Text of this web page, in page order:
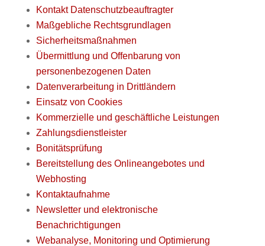
Kontakt Datenschutzbeauftragter
Maßgebliche Rechtsgrundlagen
Sicherheitsmaßnahmen
Übermittlung und Offenbarung von
personenbezogenen Daten
Datenverarbeitung in Drittländern
Einsatz von Cookies
Kommerzielle und geschäftliche Leistungen
Zahlungsdienstleister
Bonitätsprüfung
Bereitstellung des Onlineangebotes und
Webhosting
Kontaktaufnahme
Newsletter und elektronische
Benachrichtigungen
Webanalyse, Monitoring und Optimierung